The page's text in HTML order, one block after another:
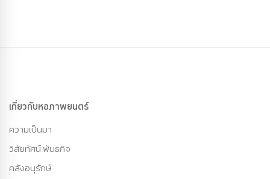
เกี่ยวกับหอภาพยนตร์
ความเป็นมา
วิสัยทัศน์ พันธกิจ
คลังอนุรักษ์